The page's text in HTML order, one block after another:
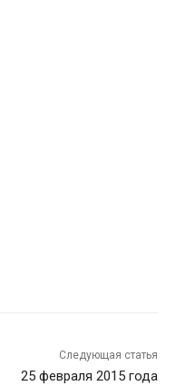
Следующая статья
25 февраля 2015 года